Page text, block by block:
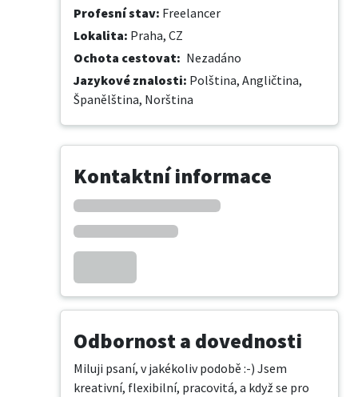
Profesní stav: Freelancer
Lokalita: Praha, CZ
Ochota cestovat: Nezadáno
Jazykové znalosti: Polština, Angličtina,
Španělština, Norština
Kontaktní informace
Odbornost a dovednosti
Miluji psaní, v jakékoliv podobě :-) Jsem
kreativní, flexibilní, pracovitá, a když se pro